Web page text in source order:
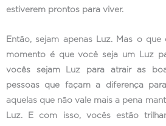
estiverem prontos para viver.
Então, sejam apenas Luz. Mas o
momento é que você seja um Luz
vocês sejam Luz para atrair as
pessoas que façam a diferença
aquelas que não vale mais a pena
Luz. E com isso, vocês estão